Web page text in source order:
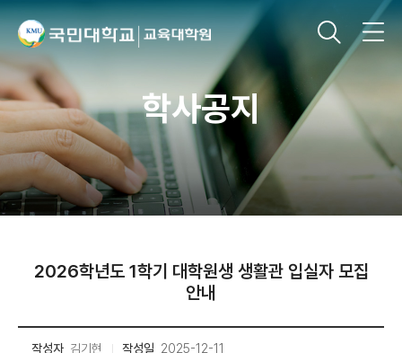
학사공지
2026학년도 1학기 대학원생 생활관 입실자 모집
안내
작성자 김기현 작성일 2025-12-11